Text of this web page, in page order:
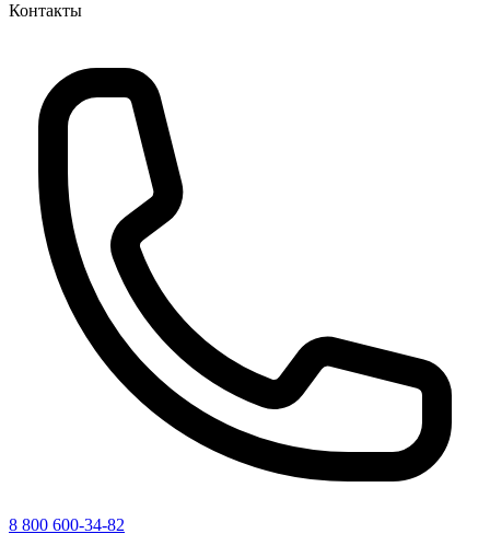
Контакты
8 800 600-34-82